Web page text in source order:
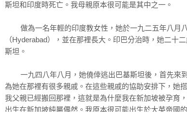
自傳，也是他做為學生、外交官和評論家的畢生經歷與
行為。
――馬丁．沃夫（Martin Wolf），《金融時報》（
光耀，沒有其他新加坡人能透過著作和演講獲得更廣泛
中，讓讀者深入了解驅使他前進的力量。出身於不同文
興。馬凱碩看待中國的非華人觀點，迥異於西方普遍認
法。
斯坦和印度時死亡。我母親原本很可能是其中之一。
（Hyderabad），並在那裡長大。印巴分治時，她二十
斯坦。
為她在那裡有很多親戚。在這些親戚的協助安排下，她
我父親已經搬回那裡，這就是為什麼我在新加坡被孕育
出生在新加坡純屬偶然。我原本很可能出生於大英帝國